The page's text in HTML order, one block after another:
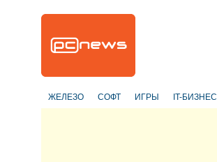
ЖЕЛЕЗО СОФТ ИГРЫ IT-БИЗНЕС